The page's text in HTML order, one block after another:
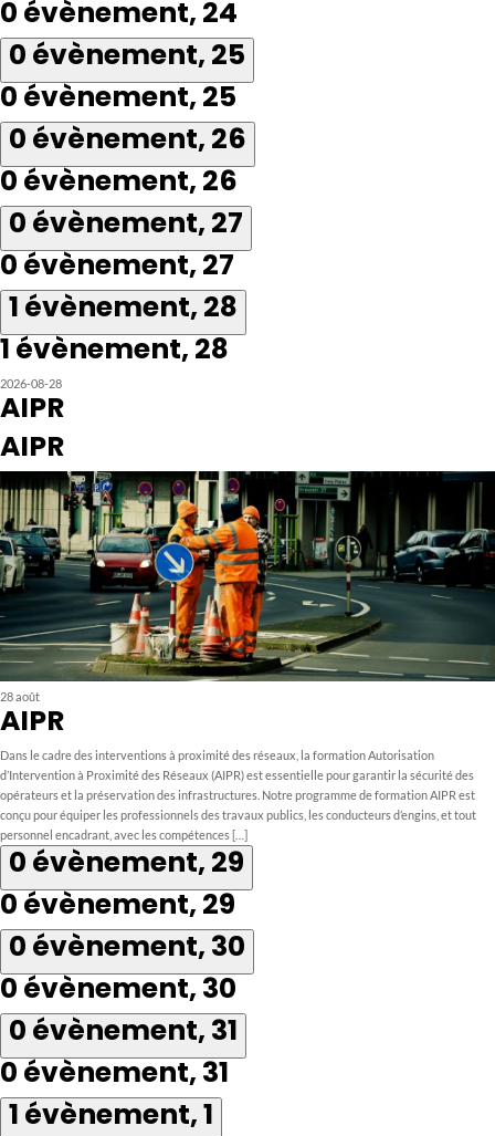
0 évènement, 24
0 évènement, 25
0 évènement, 25
0 évènement, 26
0 évènement, 26
0 évènement, 27
0 évènement, 27
1 évènement, 28
1 évènement, 28
2026-08-28
AIPR
AIPR
28 août
AIPR
Dans le cadre des interventions à proximité des réseaux, la formation Autorisation
d’Intervention à Proximité des Réseaux (AIPR) est essentielle pour garantir la sécurité des
opérateurs et la préservation des infrastructures. Notre programme de formation AIPR est
conçu pour équiper les professionnels des travaux publics, les conducteurs d’engins, et tout
personnel encadrant, avec les compétences […]
0 évènement, 29
0 évènement, 29
0 évènement, 30
0 évènement, 30
0 évènement, 31
0 évènement, 31
1 évènement,1